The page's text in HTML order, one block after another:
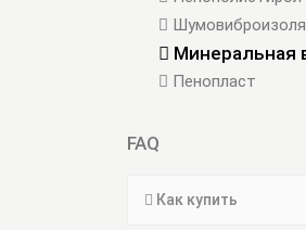
Минеральная
Пенопласт
FAQ
Как купить